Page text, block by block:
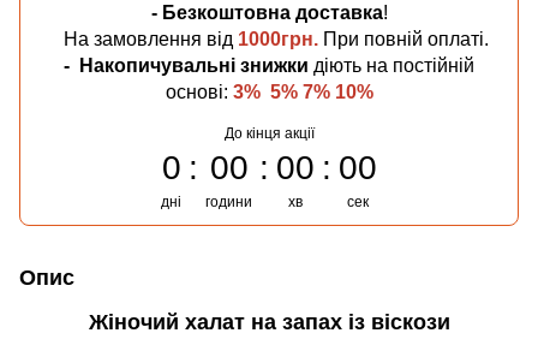
- Безкоштовна доставка!
На замовлення від 1000грн. При повній оплаті.
-
Накопичувальні знижки діють на постійній
основі: 3% 5% 7% 10%
До кінця акції
0
дні
00
години
00
хв
00
сек
Опис
Жіночий халат на запах із віскози